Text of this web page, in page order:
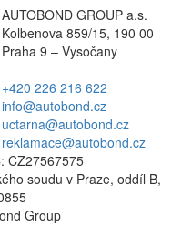
AUTOBOND GROUP a.s.
Kolbenova 859/15, 190 00
Praha 9 – Vysočany
+420 226 216 622
info@autobond.cz
uctarna@autobond.cz
reklamace@autobond.cz
CZ27567575
soudu v Praze, oddíl B,
Group